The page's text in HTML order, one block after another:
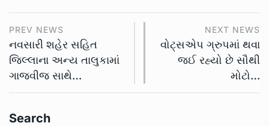
PREV NEWS
નવસારી શહેર સહિત
જિલ્લાના અન્ય તાલુકામાં
ગાજવીજ સાથે…
NEXT NEWS
વોટ્સએપ ગ્રુપમાં થવા
જઈ રહ્યો છે સૌથી
મોટો…
Search